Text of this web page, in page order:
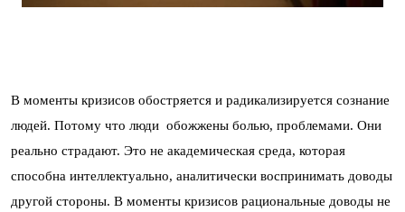
В моменты кризисов обостряется и радикализируется сознание
людей. Потому что люди обожжены болью, проблемами. Они
реально страдают. Это не академическая среда, которая
способна интеллектуально, аналитически воспринимать доводы
другой стороны. В моменты кризисов рациональные доводы не